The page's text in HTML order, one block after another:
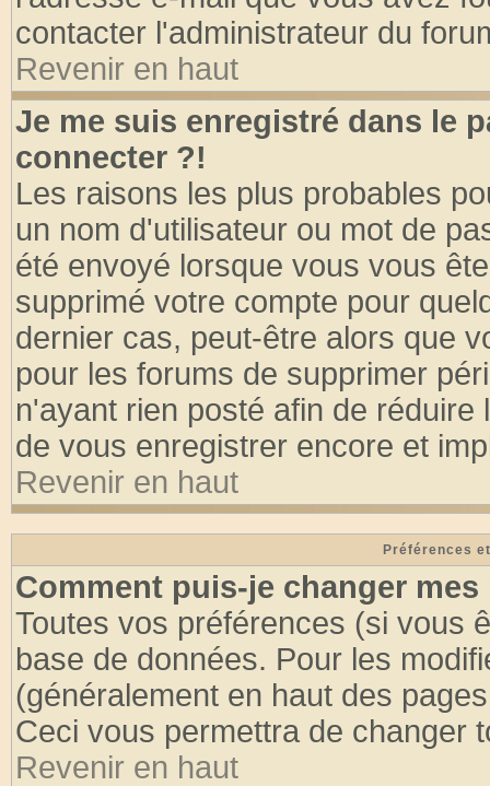
contacter l'administrateur du
Revenir en haut
Je me suis enregistré dans le
connecter ?!
Les raisons les plus probables
un nom d'utilisateur ou mot de
été envoyé lorsque vous vous
supprimé votre compte pour
dernier cas, peut-être alors que
pour les forums de supprimer
n'ayant rien posté afin de
de vous enregistrer encore et
Revenir en haut
Préférences
Comment puis-je changer mes
Toutes vos préférences (si vous
base de données. Pour les
(généralement en haut des
Ceci vous permettra de changer
Revenir en haut